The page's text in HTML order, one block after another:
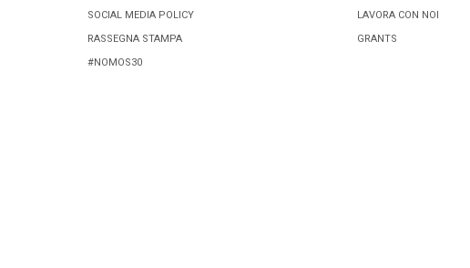
SOCIAL MEDIA POLICY
RASSEGNA STAMPA
#NOMOS30
LAVORA CON NOI
GRANTS